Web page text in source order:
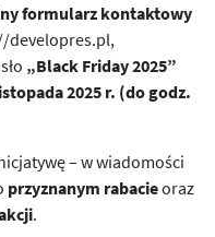
formularz kontaktowy
developres.pl,
„Black Friday 2025”
2025 r. (do godz.
– w wiadomości
przyznanym rabacieoraz
.